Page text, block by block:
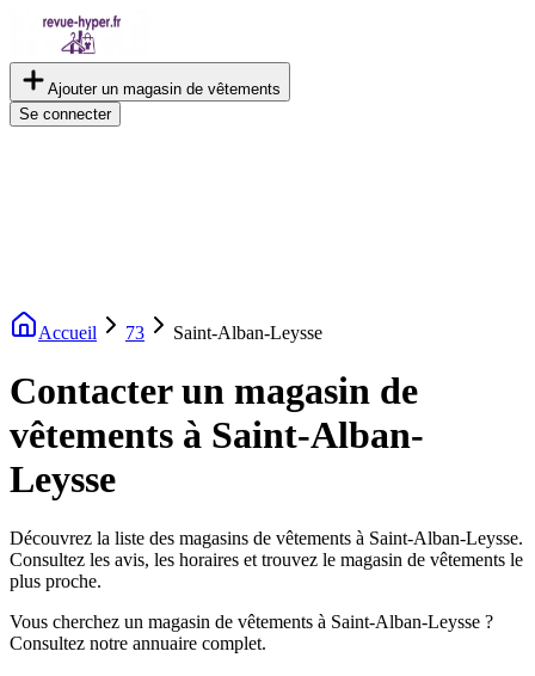
Ajouter un magasin de vêtements
Se connecter
Accueil 73 Saint-Alban-Leysse
Contacter un magasin de
vêtements à Saint-Alban-
Leysse
Découvrez la liste des magasins de vêtements à Saint-Alban-Leysse.
Consultez les avis, les horaires et trouvez le magasin de vêtements le
plus proche.
Vous cherchez un magasin de vêtements à Saint-Alban-Leysse ?
Consultez notre annuaire complet.